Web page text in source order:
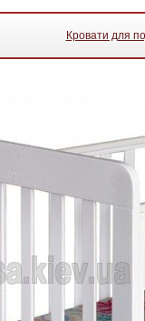
Кровати для